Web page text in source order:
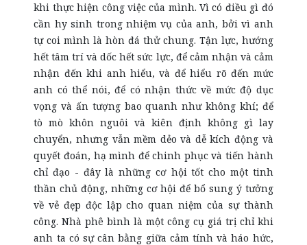
khi thực hiện công việc của mình. Vì có điều gì đó
cần hy sinh trong nhiệm vụ của anh, bởi vì anh
tự coi mình là hòn đá thử chung. Tận lực, hướng
hết tâm trí và dốc hết sức lực, để cảm nhận và cảm
nhận đến khi anh hiểu, và để hiểu rõ đến mức
anh có thể nói, để có nhận thức về mức độ dục
vọng và ấn tượng bao quanh như không khí; để
tò mò khôn nguôi và kiên định không gì lay
chuyển, nhưng vẫn mềm dẻo và dễ kích động và
quyết đoán, hạ mình để chinh phục và tiến hành
chỉ đạo - đây là những cơ hội tốt cho một tinh
thần chủ động, những cơ hội để bổ sung ý tưởng
về vẻ đẹp độc lập cho quan niệm của sự thành
công. Nhà phê bình là một công cụ giá trị chỉ khi
anh ta có sự cân bằng giữa cảm tính và háo hức,